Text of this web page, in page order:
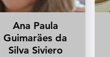
Ana Paula
Guimaräes da
Silva Siviero